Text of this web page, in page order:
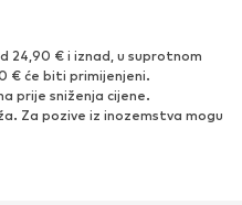
24,90 € i iznad, u suprotnom
€ će biti primijenjeni.
prije sniženja cijene.
Za pozive iz inozemstva mogu